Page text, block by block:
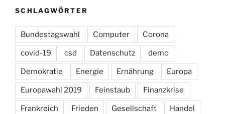
SCHLAGWÖRTER
Bundestagswahl Computer Corona
covid-19 csd Datenschutz demo
Demokratie Energie Ernährung Europa
Europawahl 2019 Feinstaub Finanzkrise
Frankreich Frieden Gesellschaft Handel